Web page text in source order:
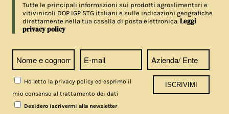
Tutte le principali informazioni sui prodotti agroalimentari e
vitivinicoli DOP IGP STG italiani e sulle indicazioni geografiche
direttamente nella tua casella di posta elettronica.Leggi
privacy policy
Ho letto la privacy policy ed esprimo il
mio consenso al trattamento dei dati
Desidero iscrivermi alla newsletter